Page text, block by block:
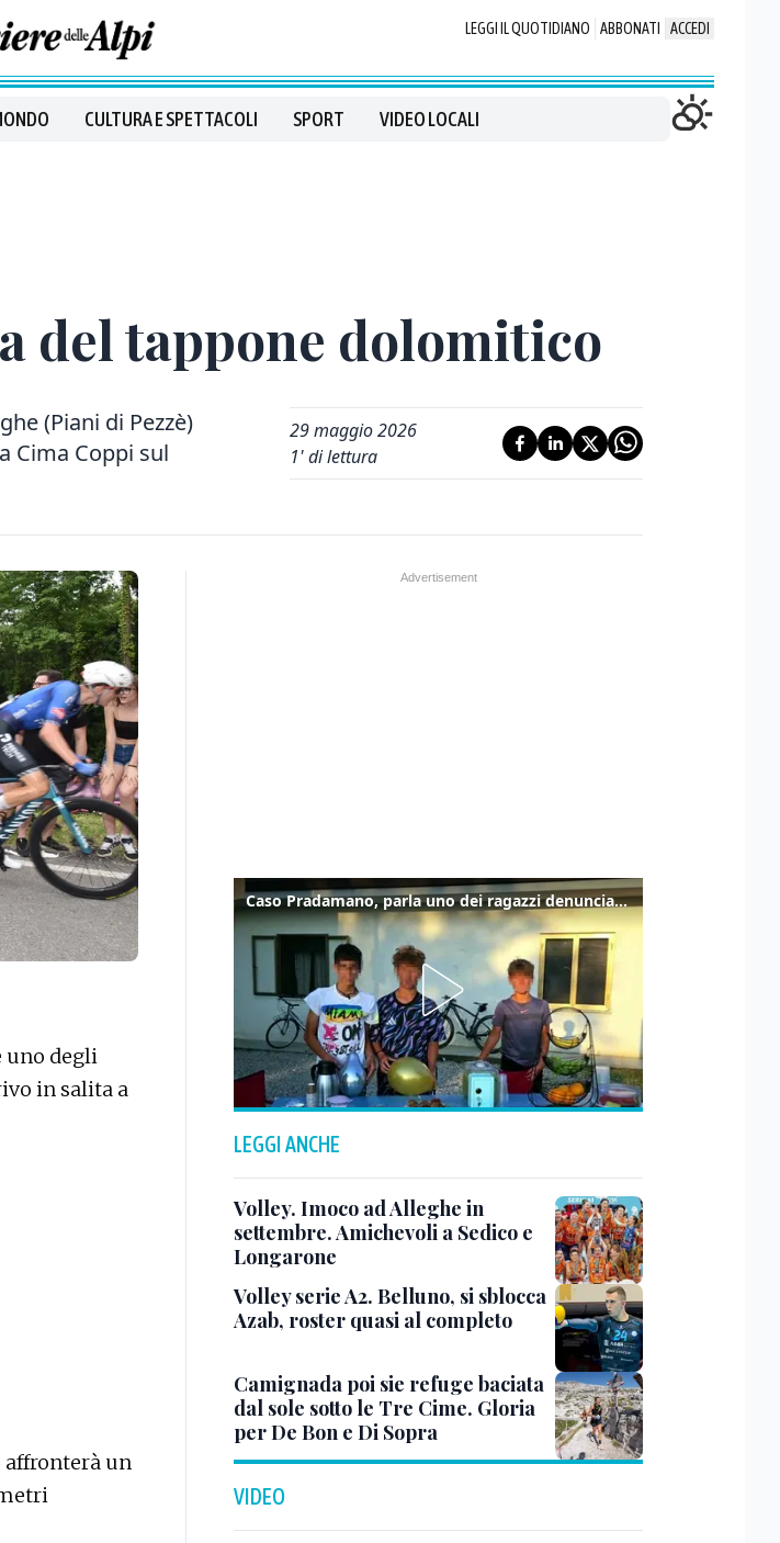
LEGGI IL QUOTIDIANO ABBONATI ACCEDI
CULTURA E SPETTACOLI SPORT VIDEO LOCALI
del tappone dolomitico
(Piani di Pezzè)
Cima Coppi sul
29 maggio 2026
1' di lettura
uno degli
in salita a
un
Caso Pradamano, parla uno dei ragazzi denunciati per la limonata: "Volevo anche aiutare i miei"
LEGGI ANCHE
Volley. Imoco ad Alleghe in
settembre. Amichevoli a Sedico e
Longarone
Volley serie A2. Belluno, si sblocca
Azab, roster quasi al completo
Camignada poi sie refuge baciata
dal sole sotto le Tre Cime. Gloria
per De Bon e Di Sopra
VIDEO